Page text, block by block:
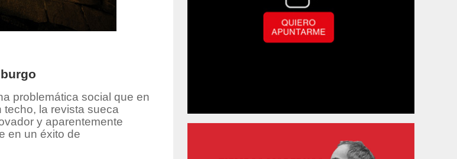
problemática social que en
techo, la revista sueca
y aparentemente
en un éxito de